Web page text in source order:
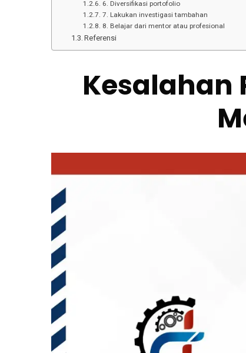
6. Diversifikasi portofolio
7. Lakukan investigasi tambahan
8. Belajar dari mentor atau profesional
Referensi
Kesalahan